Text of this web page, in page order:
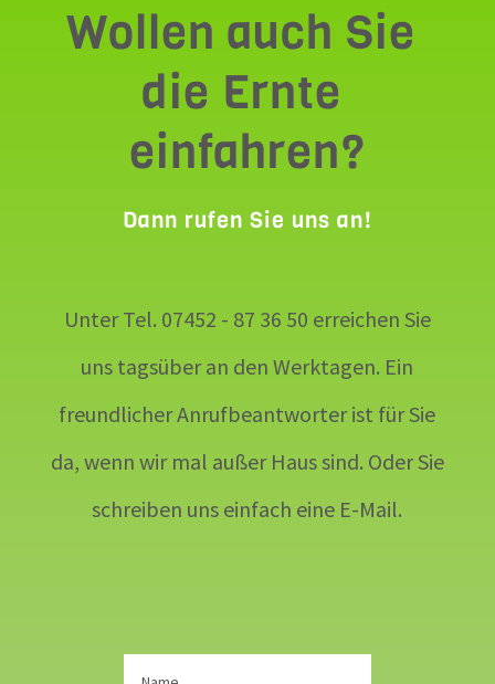
Wollen auch Sie
die Ernte
einfahren?
Dann rufen Sie uns an!
Unter Tel. 07452 - 87 36 50 erreichen Sie
uns tagsüber an den Werktagen. Ein
freundlicher Anrufbeantworter ist für Sie
da, wenn wir mal außer Haus sind. Oder Sie
schreiben uns einfach eine E-Mail.